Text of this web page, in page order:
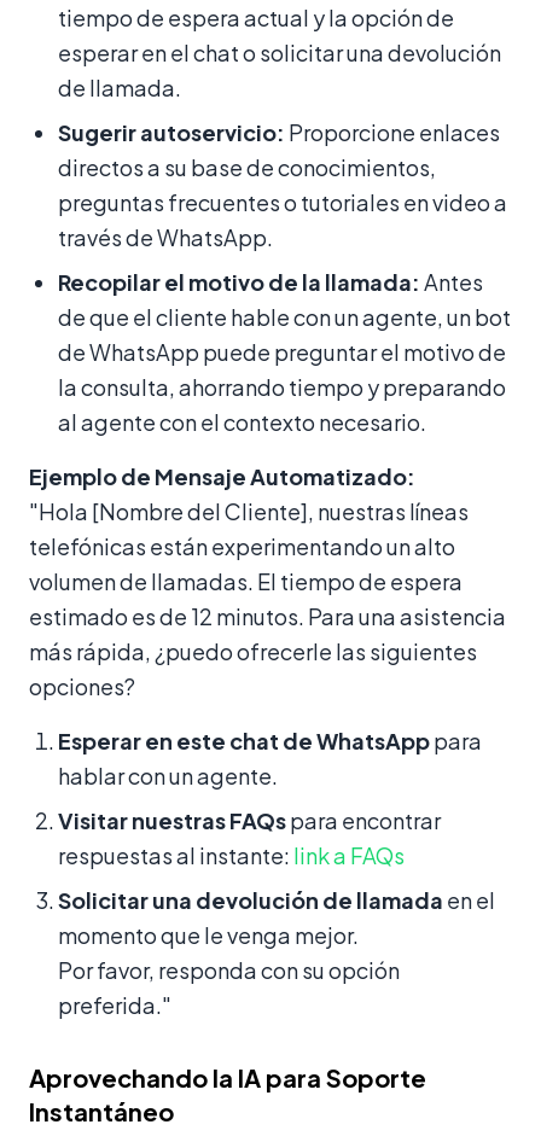
tiempo de espera actual y la opción de
esperar en el chat o solicitar una devolución
de llamada.
Sugerir autoservicio: Proporcione enlaces
directos a su base de conocimientos,
preguntas frecuentes o tutoriales en video a
través de WhatsApp.
Recopilar el motivo de la llamada: Antes
de que el cliente hable con un agente, un bot
de WhatsApp puede preguntar el motivo de
la consulta, ahorrando tiempo y preparando
al agente con el contexto necesario.
Ejemplo de Mensaje Automatizado:
"Hola [Nombre del Cliente], nuestras líneas
telefónicas están experimentando un alto
volumen de llamadas. El tiempo de espera
estimado es de 12 minutos. Para una asistencia
más rápida, ¿puedo ofrecerle las siguientes
opciones?
Esperar en este chat de WhatsApppara
hablar con un agente.
Visitar nuestras FAQspara encontrar
respuestas al instante: link a FAQs
Solicitar una devolución de llamada en el
momento que le venga mejor.
Por favor, responda con su opción
preferida."
Aprovechando la IA para Soporte
Instantáneo